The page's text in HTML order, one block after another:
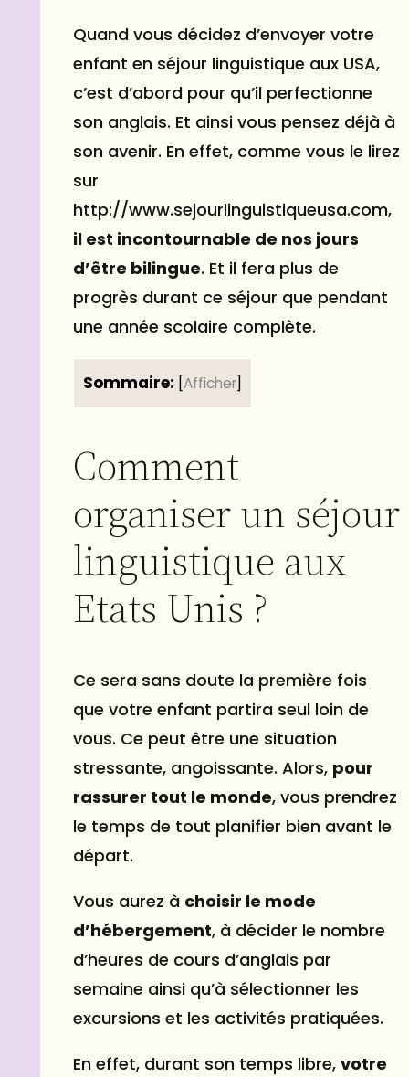
Quand vous décidez d’envoyer votre
enfant en séjour linguistique aux USA,
c’est d’abord pour qu’il perfectionne
son anglais. Et ainsi vous pensez déjà à
son avenir. En effet, comme vous le lirez
sur
http://www.sejourlinguistiqueusa.com,
il est incontournable de nos jours
d’être bilingue. Et il fera plus de
progrès durant ce séjour que pendant
une année scolaire complète.
Sommaire: Afficher
Comment
organiser un séjour
linguistique aux
Etats Unis ?
Ce sera sans doute la première fois
que votre enfant partira seul loin de
vous. Ce peut être une situation
stressante, angoissante. Alors, pour
rassurer tout le monde, vous prendrez
le temps de tout planifier bien avant le
départ.
Vous aurez à choisir le mode
d’hébergement, à décider le nombre
d’heures de cours d’anglais par
semaine ainsi qu’à sélectionner les
excursions et les activités pratiquées.
En effet, durant son temps libre, votre